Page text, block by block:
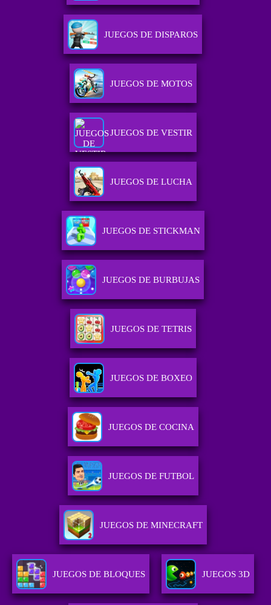
JUEGOS DE DISPAROS
JUEGOS DE MOTOS
JUEGOS DE VESTIR
JUEGOS DE LUCHA
JUEGOS DE STICKMAN
JUEGOS DE BURBUJAS
JUEGOS DE TETRIS
JUEGOS DE BOXEO
JUEGOS DE COCINA
JUEGOS DE FUTBOL
JUEGOS DE MINECRAFT
JUEGOS DE BLOQUES JUEGOS 3D